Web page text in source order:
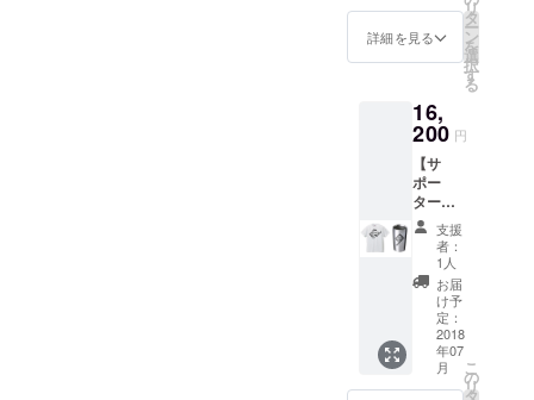
デザイ
ン・サ
ポー
タータ
ラー ・
ch＠nt
チケッ
ト2000
円分 ・
お礼の
手紙
詳細を見る
リ
タ
ー
ン
を
選
択
す
る
16,
200 円
【サ
ポー
ター
グッ
ズ・コ
ンプ
リート
コー
ス】 ・
MEGAS
TOPPE
R DOMI
デザイ
支援
者：
1人
お届
け予
定：
2018
年07
月
こ
の
リ